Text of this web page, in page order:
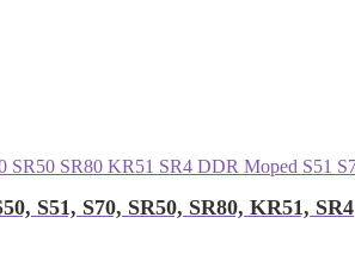
S51, S70, SR50, SR80, KR51, SR4